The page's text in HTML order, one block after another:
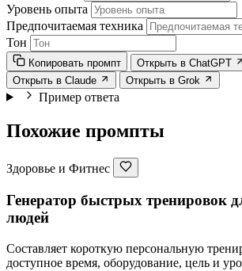
Уровень опыта
Предпочитаемая техника
Тон
Копировать промпт
Открыть в ChatGPT
Открыть в Claude
Открыть в Grok
Пример ответа
Похожие промпты
Здоровье и Фитнес
Генератор быстрых тренировок
людей
Составляет короткую персональную
доступное время, оборудование, цель и